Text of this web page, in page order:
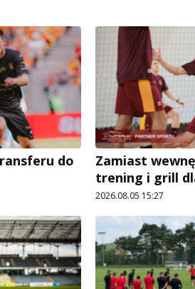
do
Zamiast
trening i grill
2026.08.05 15:27